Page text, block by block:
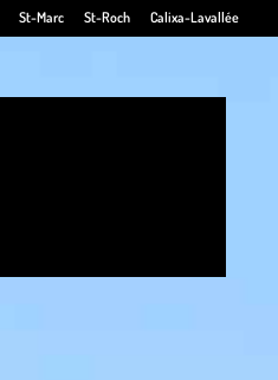
St-Marc St-Roch Calixa-Lavallée